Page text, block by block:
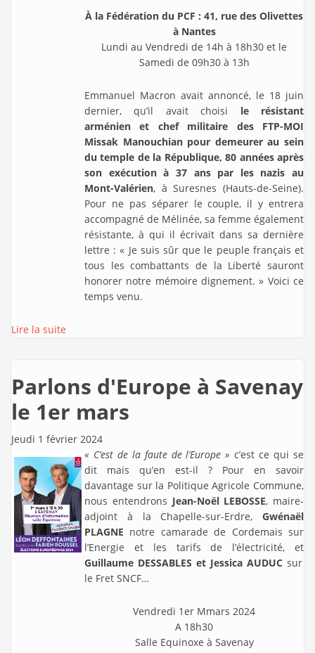
À la Fédération du PCF : 41, rue des Olivettes
à Nantes
Lundi au Vendredi de 14h à 18h30 et le
Samedi de 09h30 à 13h
Emmanuel Macron avait annoncé, le 18 juin
dernier, qu’il avait choisi le résistant
arménien et chef militaire des FTP-MOI
Missak Manouchian pour demeurer au sein
du temple de la République, 80 années après
son exécution à 37 ans par les nazis au
Mont-Valérien, à Suresnes (Hauts-de-Seine).
Pour ne pas séparer le couple, il y entrera
accompagné de Mélinée, sa femme également
résistante, à qui il écrivait dans sa dernière
lettre : « Je suis sûr que le peuple français et
tous les combattants de la Liberté sauront
honorer notre mémoire dignement. » Voici ce
temps venu.
Lire la suite
Parlons d'Europe à Savenay
le 1er mars
Jeudi 1 février 2024
« C’est de la faute de l’Europe » c’est ce qui se
dit mais qu’en est-il ? Pour en savoir
davantage sur la Politique Agricole Commune,
nous entendrons Jean-Noël LEBOSSE, maire-
adjoint à la Chapelle-sur-Erdre, Gwénaël
PLAGNE notre camarade de Cordemais sur
l’Energie et les tarifs de l’électricité, et
Guillaume DESSABLES et Jessica AUDUC sur
le Fret SNCF…
Vendredi 1er Mmars 2024
A 18h30
Salle Equinoxe à Savenay